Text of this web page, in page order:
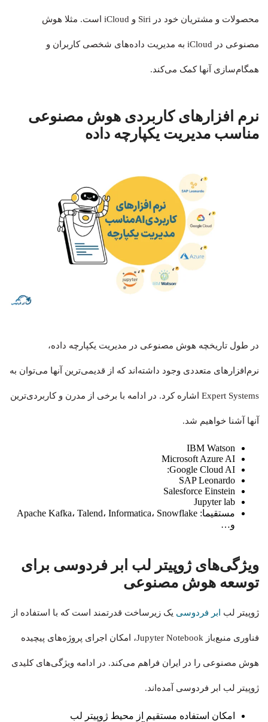
محصولات و مشتریان خود در Siri و iCloud است. مثلا هوش
مصنوعی در iCloud به مدیریت داده‌های شخصی کاربران و
همگام‌سازی آنها کمک می‌کند.
نرم افزارهای کاربردی هوش مصنوعی
مناسب مدیریت یکپارچه داده
در طول تاریخچه هوش مصنوعی در مدیریت یکپارچه داده،
نرم‌افزارهای متعددی وجود داشته‌اند که از قدیمی‌ترین آنها می‌توان به
Expert Systems اشاره کرد. در ادامه با برخی از مدرن و کاربردی‌ترین
آنها آشنا خواهیم شد.
IBM Watson
Microsoft Azure AI
Google Cloud AI:
SAP Leonardo
Salesforce Einstein
Jupyter lab
مستقیما: Apache Kafka، Talend، Informatica، Snowflake
و…
ویژگی‌های ژوپیتر لب ابر فردوسی برای
توسعه هوش مصنوعی
ژوپیتر لب ابر فردوسی یک زیرساخت قدرتمند است که با استفاده از
فناوری منبع‌باز Jupyter Notebook، امکان اجرای پروژه‌های پیچیده
هوش مصنوعی را در ایران فراهم می‌کند. در ادامه ویژگی‌های کلیدی
ژوپیتر لب ابر فردوسی آمده‌اند.
امکان استفاده مستقیم از محیط ژوپیتر لب